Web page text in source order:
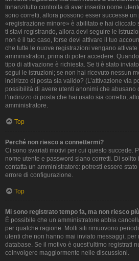
Innanzitutto controlla di aver inserito nome
sono corretti, allora possono esser successe
«registrazione minore» è abilitato e hai cliccato
ti stavi registrando, allora devi seguire le
non è il tuo caso, forse devi attivare il tuo
che tutte le nuove registrazioni vengano attivate
amministratori, prima di poter accedere.
tipo di attivazione è richiesta. Se ti è stato
segui le istruzioni; se non hai ricevuto nessun
indirizzo di posta sia valido? (L’attivazione via
possibilità di avere utenti anonimi che abusano
l’indirizzo di posta che hai usato sia corretto,
amministratore.
Top
Perché non riesco a connettermi?
Ci sono svariati motivi per cui questo succede.
nome utente e password siano corretti. Di
contatta un amministratore: potresti essere
errore di configurazione.
Top
Mi sono registrato tempo fa, ma non riesco
È possibile che un amministratore abbia
per qualche ragione. Molti siti rimuovono
utenti che non hanno mai inviato messaggi, per
database. Se il motivo è quest’ultimo registrati
coinvolgere maggiormente nelle discussioni.